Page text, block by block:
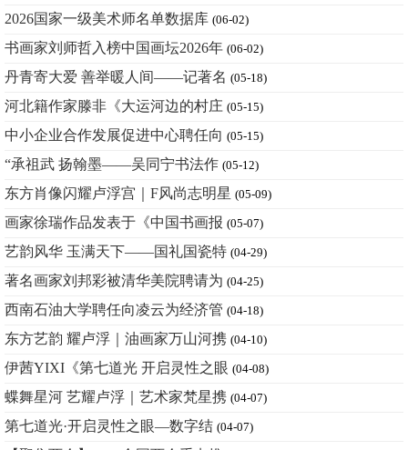
2026国家一级美术师名单数据库 (06-02)
书画家刘师哲入榜中国画坛2026年 (06-02)
丹青寄大爱 善举暖人间——记著名 (05-18)
河北籍作家滕非《大运河边的村庄 (05-15)
中小企业合作发展促进中心聘任向 (05-15)
“承祖武 扬翰墨——吴同宁书法作 (05-12)
东方肖像闪耀卢浮宫｜F风尚志明星 (05-09)
画家徐瑞作品发表于《中国书画报 (05-07)
艺韵风华 玉满天下——国礼国瓷特 (04-29)
著名画家刘邦彩被清华美院聘请为 (04-25)
西南石油大学聘任向凌云为经济管 (04-18)
东方艺韵 耀卢浮｜油画家万山河携 (04-10)
伊茜YIXI《第七道光 开启灵性之眼 (04-08)
蝶舞星河 艺耀卢浮｜艺术家梵星携 (04-07)
第七道光·开启灵性之眼—数字结 (04-07)